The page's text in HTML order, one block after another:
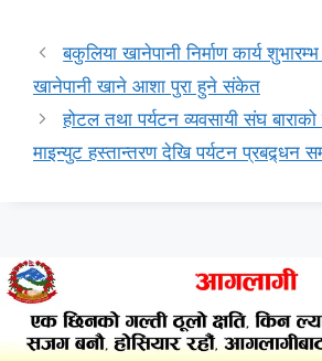
बकुलिया खानेपानी निर्माण कार्य
खानेपानी खाने आशा पुरा हुने संकेत
होटल तथा पर्यटन व्यवसायी संघ
माइन्युट हस्तान्तरण देखि पर्यटन प्रबद्र्धन